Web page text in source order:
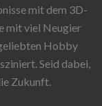
mit dem 3D-
mit viel Neugier
Hobby
Seid dabei,
Zukunft.